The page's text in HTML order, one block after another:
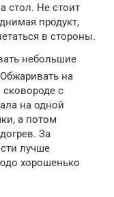
стол. Не стоит
продукт,
в стороны.
небольшие
на
с
на одной
а потом
За
лучше
хорошенько